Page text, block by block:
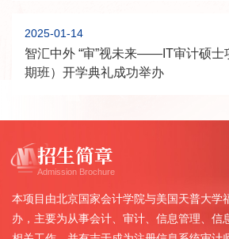
2025-01-14
智汇中外 “审”视未来——IT审计硕士
期班）开学典礼成功举办
招生简章
Admission Brochure
本项目由北京国家会计学院与美国天普大学
办，主要为从事会计、审计、信息管理、信